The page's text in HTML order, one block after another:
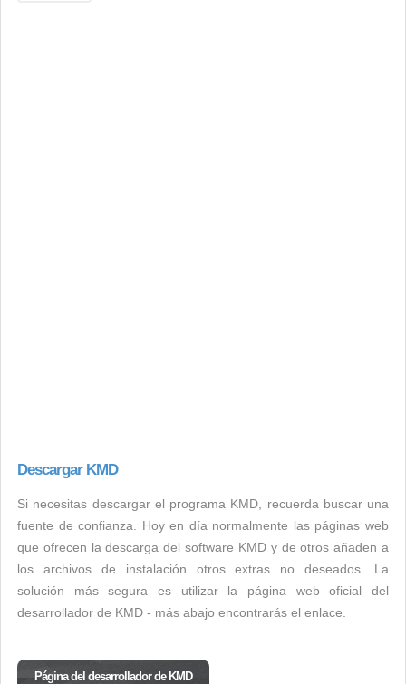
Descargar KMD
Si necesitas descargar el programa KMD, recuerda buscar una
fuente de confianza. Hoy en día normalmente las páginas web
que ofrecen la descarga del software KMD y de otros añaden a
los archivos de instalación otros extras no deseados. La
solución más segura es utilizar la página web oficial del
desarrollador de KMD - más abajo encontrarás el enlace.
Página del desarrollador de KMD